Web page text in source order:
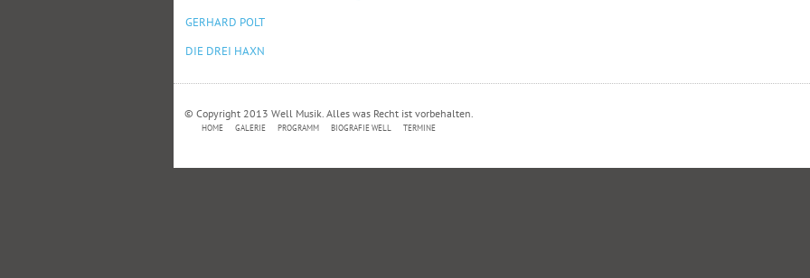
GERHARD POLT
DIE DREI HAXN
© Copyright 2013 Well Musik. Alles was Recht ist vorbehalten.
HOME GALERIE PROGRAMM BIOGRAFIE WELL TERMINE